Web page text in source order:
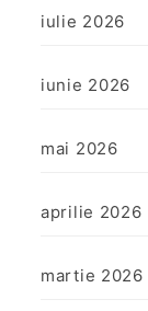
iulie 2026
iunie 2026
mai 2026
aprilie 2026
martie 2026